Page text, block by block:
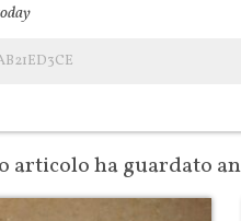
articolo ha guardato